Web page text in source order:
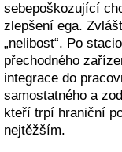
sebepoškozující
zlepšení ega.
„nelibost“. Po
přechodného
integrace do
samostatného a
kteří trpí hraniční
nejtěžším.